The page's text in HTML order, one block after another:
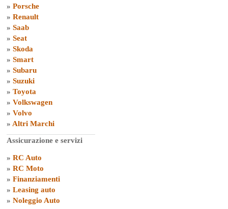
» Porsche
» Renault
» Saab
» Seat
» Skoda
» Smart
» Subaru
» Suzuki
» Toyota
» Volkswagen
» Volvo
» Altri Marchi
Assicurazione e servizi
» RC Auto
» RC Moto
» Finanziamenti
» Leasing auto
» Noleggio Auto